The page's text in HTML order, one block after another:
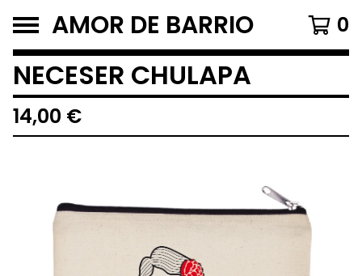
AMOR DE BARRIO 0
NECESER CHULAPA
14,00 €